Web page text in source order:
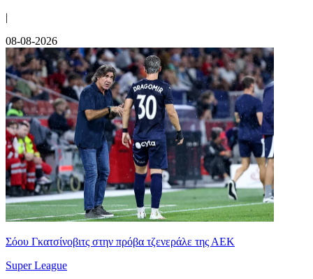
|
08-08-2026
Σόου Γκατσίνοβιτς στην πρόβα τζενεράλε της ΑΕΚ
Super League